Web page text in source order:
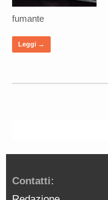
fumante
Leggi →
Contatti: